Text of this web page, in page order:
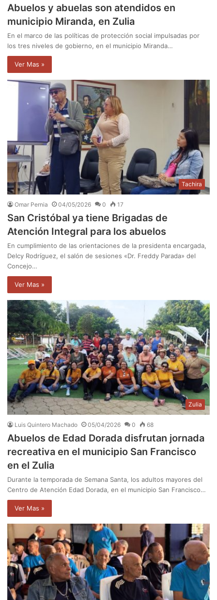
Abuelos y abuelas son atendidos en
municipio Miranda, en Zulia
En el marco de las políticas de protección social impulsadas por
los tres niveles de gobierno, en el municipio Miranda…
Ver Mas »
Tachira
Omar Pernia 04/05/2026 0 17
San Cristóbal ya tiene Brigadas de
Atención Integral para los abuelos
En cumplimiento de las orientaciones de la presidenta encargada,
Delcy Rodríguez, el salón de sesiones «Dr. Freddy Parada» del
Concejo…
Ver Mas »
Zulia
Luis Quintero Machado 05/04/2026 0 68
Abuelos de Edad Dorada disfrutan jornada
recreativa en el municipio San Francisco
en el Zulia
Durante la temporada de Semana Santa, los adultos mayores del
Centro de Atención Edad Dorada, en el municipio San Francisco…
Ver Mas »